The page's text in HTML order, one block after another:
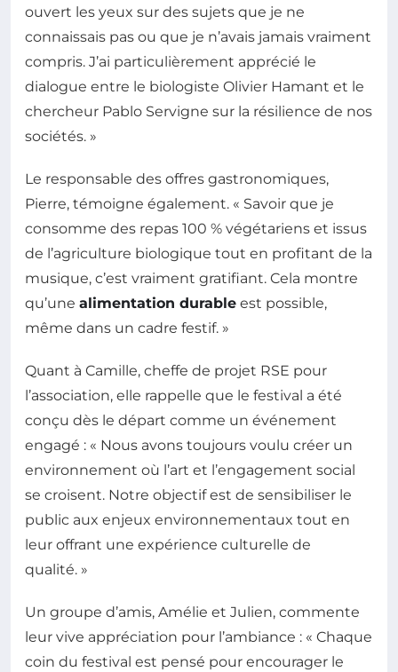
ouvert les yeux sur des sujets que je ne
connaissais pas ou que je n’avais jamais vraiment
compris. J’ai particulièrement apprécié le
dialogue entre le biologiste Olivier Hamant et le
chercheur Pablo Servigne sur la résilience de nos
sociétés. »
Le responsable des offres gastronomiques,
Pierre, témoigne également. « Savoir que je
consomme des repas 100 % végétariens et issus
de l’agriculture biologique tout en profitant de la
musique, c’est vraiment gratifiant. Cela montre
qu’une alimentation durable est possible,
même dans un cadre festif. »
Quant à Camille, cheffe de projet RSE pour
l’association, elle rappelle que le festival a été
conçu dès le départ comme un événement
engagé : « Nous avons toujours voulu créer un
environnement où l’art et l’engagement social
se croisent. Notre objectif est de sensibiliser le
public aux enjeux environnementaux tout en
leur offrant une expérience culturelle de
qualité. »
Un groupe d’amis, Amélie et Julien, commente
leur vive appréciation pour l’ambiance : « Chaque
coin du festival est pensé pour encourager le